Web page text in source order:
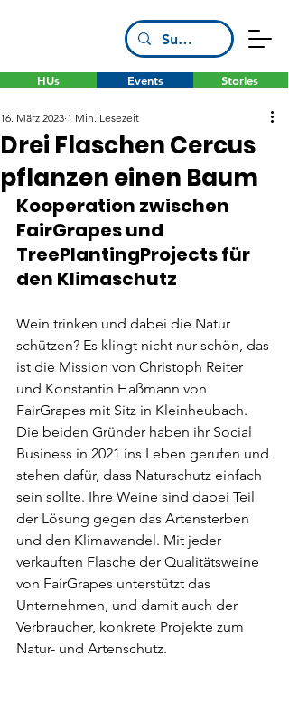
HUs Stories
Events
Drei Flaschen Cercus
pflanzen einen Baum
16. März 2023 1 Min. Lesezeit
Kooperation zwischen
FairGrapes und
TreePlantingProjects für
den Klimaschutz
Wein trinken und dabei die Natur
schützen? Es klingt nicht nur schön, das
ist die Mission von Christoph Reiter
und Konstantin Haßmann von
FairGrapes mit Sitz in Kleinheubach.
Die beiden Gründer haben ihr Social
Business in 2021 ins Leben gerufen und
stehen dafür, dass Naturschutz einfach
sein sollte. Ihre Weine sind dabei Teil
der Lösung gegen das Artensterben
und den Klimawandel. Mit jeder
verkauften Flasche der Qualitätsweine
von FairGrapes unterstützt das
Unternehmen, und damit auch der
Verbraucher, konkrete Projekte zum
Natur- und Artenschutz.